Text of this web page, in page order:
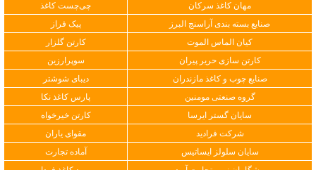
مهان کاغذ سرکان
چی‌چست کاغذ
صنایع بسته بندی آراسنج البرز
پیک فراز
کیان الماس الموت
کارتن گلزار
کارتن سازی حریر پیران
سوپرارزین
صنایع چوب و کاغذ مازندران
دیبای شوشتر
گروه صنعتی مومنین
پارس کاغذ نکا
سایان گستر ایرسا
کارتن خیرخواه
شرکت فرادید
مقوای یاران
سایان سلولز ایساتیس
آماده تجارت